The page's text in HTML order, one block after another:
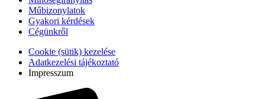
Műbizonylatok
Gyakori kérdések
Cégünkről
Cookie (sütik) kezelése
Adatkezelési tájékoztató
Impresszum